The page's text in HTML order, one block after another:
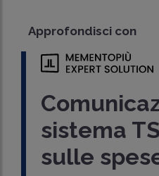
Approfondisci con
sistema
sulle